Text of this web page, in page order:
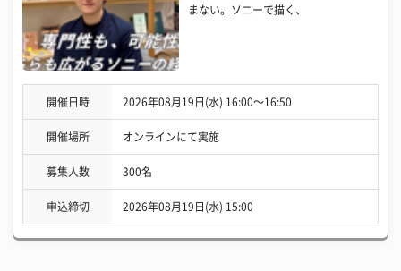
まない。ソニーで描く、
開催日時 2026年08月19日(水) 16:00〜16:50
開催場所 オンラインにて実施
募集人数 300名
申込締切 2026年08月19日(水) 15:00